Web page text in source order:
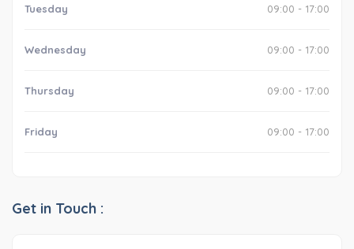
Tuesday 09:00 - 17:00
Wednesday 09:00 - 17:00
Thursday 09:00 - 17:00
Friday 09:00 - 17:00
Get in Touch :